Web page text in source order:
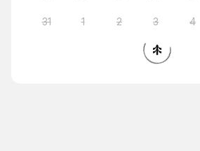
31 1 2 3 4